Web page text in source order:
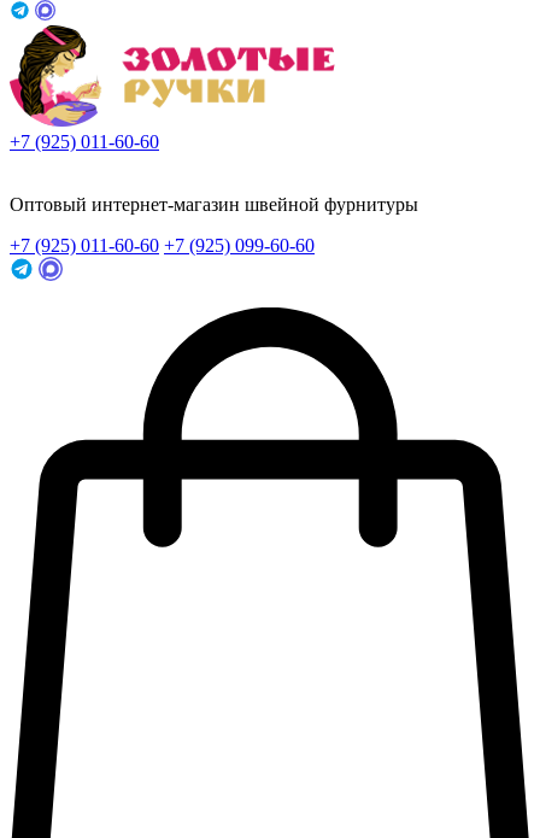
+7 (925) 011-60-60
Оптовый интернет-магазин швейной фурнитуры
+7 (925) 011-60-60 +7 (925) 099-60-60